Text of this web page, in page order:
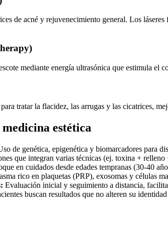
de acné y rejuvenecimiento general. Los
mediante energía ultrasónica que estimula el
tratar la flacidez, las arrugas y las cicatrices,
medicina estética
de genética, epigenética y biomarcadores para
que integran varias técnicas (ej. toxina +
en cuidados desde edades tempranas (30-40
rico en plaquetas (PRP), exosomas y células
Evaluación inicial y seguimiento a distancia,
buscan resultados que no alteren su